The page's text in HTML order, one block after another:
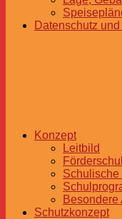
Datenschutz
Konzept
Leitbild
Besondere
Schutzkonzept